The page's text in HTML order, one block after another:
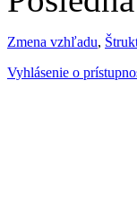
Zmena vzhľadu,
Vyhlásenie o